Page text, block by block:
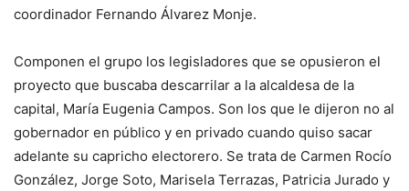
coordinador Fernando Álvarez Monje.
Componen el grupo los legisladores que se opusieron el
proyecto que buscaba descarrilar a la alcaldesa de la
capital, María Eugenia Campos. Son los que le dijeron no al
gobernador en público y en privado cuando quiso sacar
adelante su capricho electorero. Se trata de Carmen Rocío
González, Jorge Soto, Marisela Terrazas, Patricia Jurado y